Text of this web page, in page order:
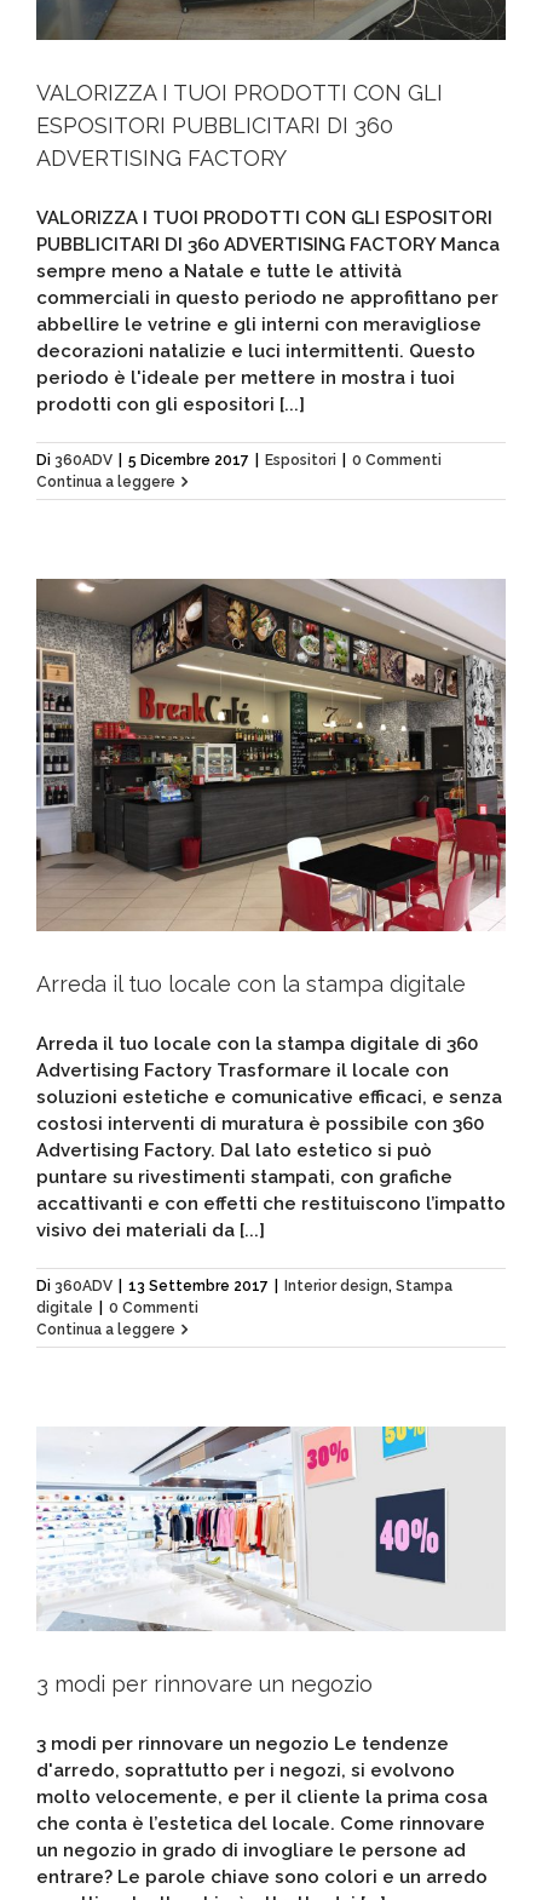
VALORIZZA I TUOI PRODOTTI CON GLI
ESPOSITORI PUBBLICITARI DI 360
ADVERTISING FACTORY
VALORIZZA I TUOI PRODOTTI CON GLI ESPOSITORI
PUBBLICITARI DI 360 ADVERTISING FACTORY Manca
sempre meno a Natale e tutte le attività
commerciali in questo periodo ne approfittano per
abbellire le vetrine e gli interni con meravigliose
decorazioni natalizie e luci intermittenti. Questo
periodo è l'ideale per mettere in mostra i tuoi
prodotti con gli espositori [...]
Di 360ADV 5 Dicembre 2017 Espositori
0 Commenti
Continua a leggere
Arreda il tuo locale con la stampa digitale
Arreda il tuo locale con la stampa digitale di 360
Advertising Factory Trasformare il locale con
soluzioni estetiche e comunicative efficaci, e senza
costosi interventi di muratura è possibile con 360
Advertising Factory. Dal lato estetico si può
puntare su rivestimenti stampati, con grafiche
accattivanti e con effetti che restituiscono l’impatto
visivo dei materiali da [...]
Di 360ADV 13 Settembre 2017 Interior design, Stampa
digitale
0 Commenti
Continua a leggere
3 modi per rinnovare un negozio
3 modi per rinnovare un negozio Le tendenze
d'arredo, soprattutto per i negozi, si evolvono
molto velocemente, e per il cliente la prima cosa
che conta è l’estetica del locale. Come rinnovare
un negozio in grado di invogliare le persone ad
entrare? Le parole chiave sono colori e un arredo